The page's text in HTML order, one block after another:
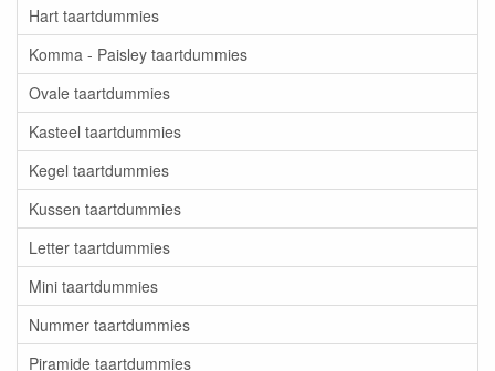
Hart taartdummies
Komma - Paisley taartdummies
Ovale taartdummies
Kasteel taartdummies
Kegel taartdummies
Kussen taartdummies
Letter taartdummies
Mini taartdummies
Nummer taartdummies
Piramide taartdummies